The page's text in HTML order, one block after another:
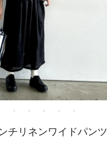
チリネンワイドパンツ